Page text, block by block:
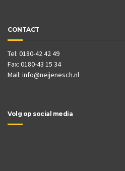
CONTACT
Tel: 0180-42 42 49
Fax: 0180-43 15 34
Mail: info@neijenesch.nl
Volg op social media